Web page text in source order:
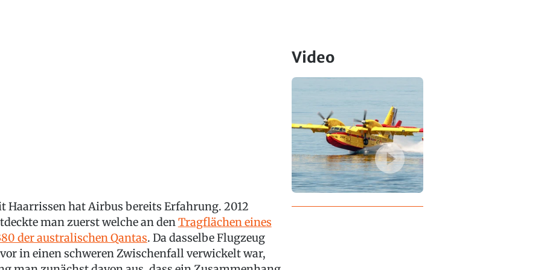
Haarrissen hat Airbus bereits Erfahrung. 2012
man zuerst welche an denTragflächen eines
der australischen Qantas. Da dasselbe Flugzeug
in einen schweren Zwischenfall verwickelt war,
Video